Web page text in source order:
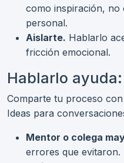
como inspiración, no
personal.
Aislarte. Hablarlo
fricción emocional.
Hablarlo
Comparte tu proceso
Ideas para
Mentor o colega
errores que evitaron.